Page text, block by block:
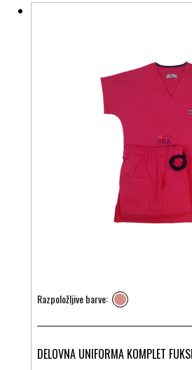
Razpoložljive barve:
DELOVNA UNIFORMA KOMPLET